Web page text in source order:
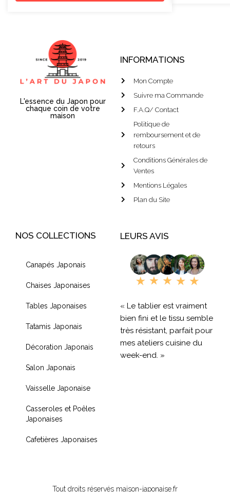
L'essence du Japon pour
chaque coin de votre
maison
INFORMATIONS
Mon Compte
Suivre ma Commande
F.A.Q/ Contact
Politique de
remboursement et de
retours
Conditions Générales de
Ventes
Mentions Légales
Plan du Site
NOS COLLECTIONS
Canapés Japonais
Chaises Japonaises
Tables Japonaises
Tatamis Japonais
Décoration Japonais
Salon Japonais
Vaisselle Japonaise
Casseroles et Poêles
Japonaises
Cafetières Japonaises
LEURS AVIS
« Le tablier est vraiment
bien fini et le tissu semble
très résistant, parfait pour
mes ateliers cuisine du
week-end. »
Tout droits réservés maison-japonaise.fr